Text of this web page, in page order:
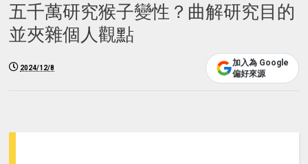
五千萬研究猴子變性？曲解研究目的
並夾雜個人觀點
2024/12/8
加入為 Google
偏好來源